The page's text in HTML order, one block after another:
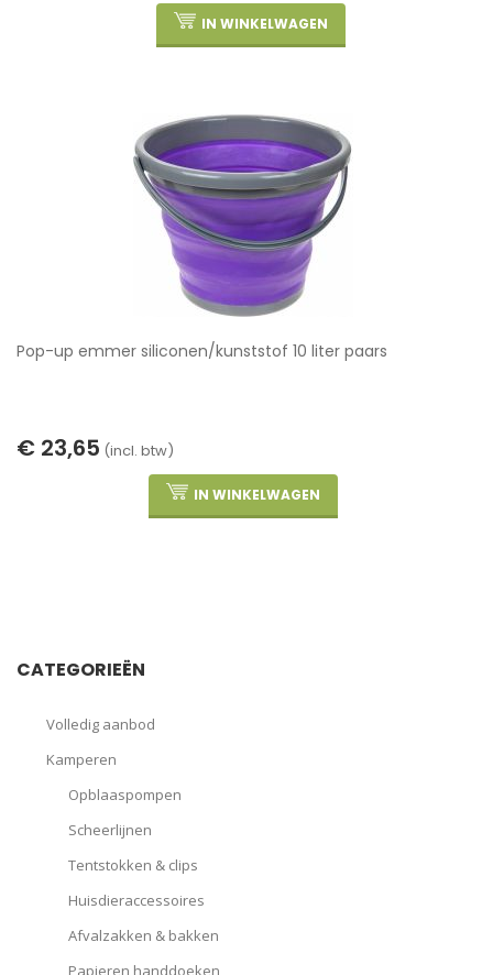
IN WINKELWAGEN
Pop-up emmer siliconen/kunststof 10 liter paars
€ 23,65 (incl. btw)
IN WINKELWAGEN
CATEGORIEËN
Volledig aanbod
Kamperen
Opblaaspompen
Scheerlijnen
Tentstokken & clips
Huisdieraccessoires
Afvalzakken & bakken
Papieren handdoeken